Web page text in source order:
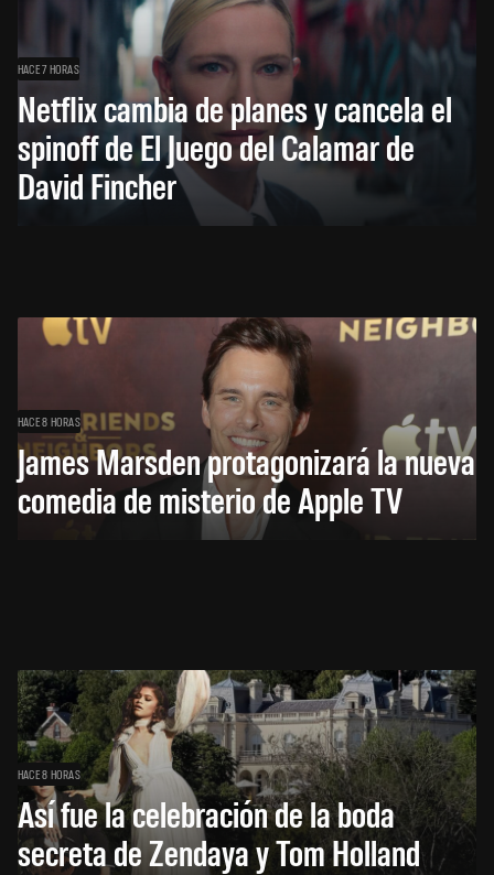
HACE 7 HORAS
Netflix cambia de planes y cancela el
spinoff de El Juego del Calamar de
David Fincher
HACE 8 HORAS
James Marsden protagonizará la nueva
comedia de misterio de Apple TV
HACE 8 HORAS
Así fue la celebración de la boda
secreta de Zendaya y Tom Holland